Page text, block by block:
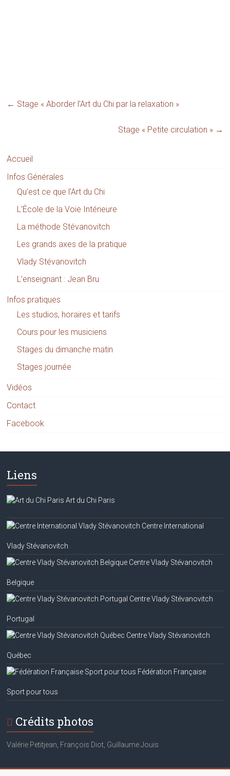
← Stage « Aborder l’Art du Chi par la relaxation »
Stage « Petite circulation » →
Accueil
Infos Générales
Qu’est ce que l’Art du Chi
L’École de la Voie Intérieure
La méthode Stévanovitch
Les grands axes de la pratique
Vlady Stévanovitch
L’enseignant : Jean Bru
Infos pratiques
Les studios, horaires et tarifs
Cours pour les musiciens
Stages du dimanche matin
Stages journée
Vidéos
Contact
Facebook
Liens
Art du Chi Paris
Centre International
Vlady Stévanovitch
Centre Vlady Stévanovitch
Belgique
Centre Vlady Stévanovitch
Portugal
Centre Vlady Stévanovitch
Québec
Fédération Française
Sport pour tous
Crédits photos
Valérie Petitjean, François Diot, Guillaume Jouis